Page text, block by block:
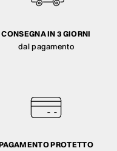
CONSEGNA IN 3 GIORNI
dal pagamento
PROTETTO